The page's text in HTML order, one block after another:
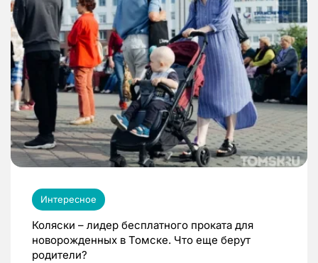
Интересное
Коляски – лидер бесплатного проката для
новорожденных в Томске. Что еще берут
родители?